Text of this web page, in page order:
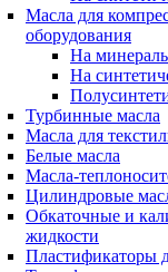
Масла для
оборудования
На
На
Турбинные масла
Масла для
Белые масла
Масла-
Цилиндровые
Обкаточные и
жидкости
Пластификаторы